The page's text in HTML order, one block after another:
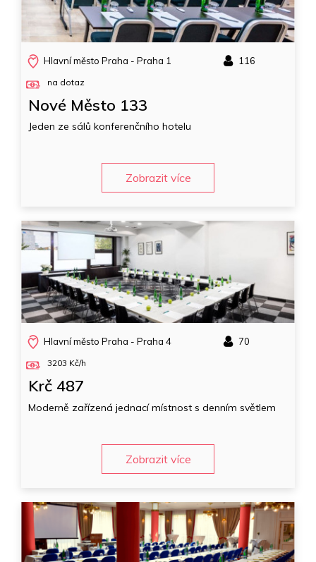
Hlavní město Praha - Praha 1 116
na dotaz
Nové Město 133
Jeden ze sálů konferenčního hotelu
Zobrazit více
Hlavní město Praha - Praha 4 70
3203 Kč/h
Krč 487
Moderně zařízená jednací místnost s denním světlem
Zobrazit více